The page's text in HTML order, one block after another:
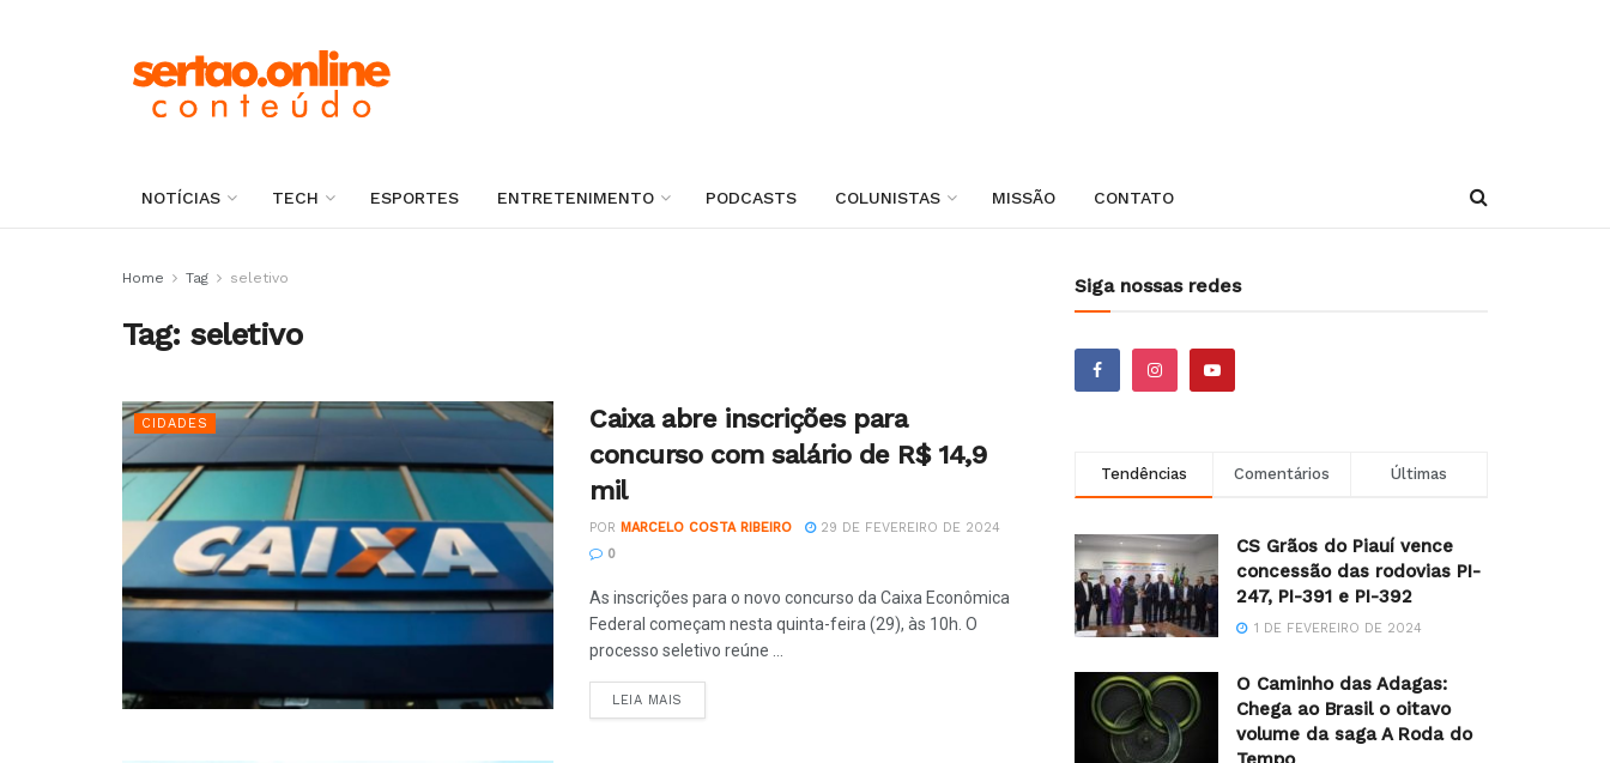
NOTÍCIAS TECH ESPORTES ENTRETENIMENTO PODCASTS COLUNISTAS MISSÃO CONTATO
Home Tag seletivo
Tag: seletivo
CIDADES
Caixa abre inscrições para
concurso com salário de R$ 14,9
mil
POR MARCELO COSTA RIBEIRO
29 DE FEVEREIRO DE 2024
0
As inscrições para o novo concurso da Caixa Econômica
Federal começam nesta quinta-feira (29), às 10h. O
processo seletivo reúne ...
LEIA MAIS
Siga nossas redes
Tendências Comentários Últimas
CS Grãos do Piauí vence
concessão das rodovias PI-
247, PI-391 e PI-392
1 DE FEVEREIRO DE 2024
O Caminho das Adagas:
Chega ao Brasil o oitavo
volume da saga A Roda do